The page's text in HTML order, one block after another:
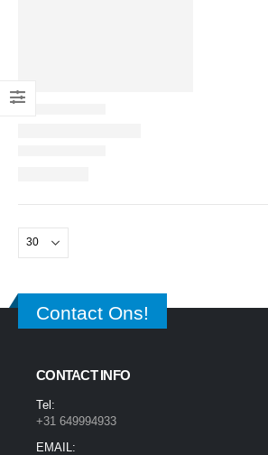
Contact Ons!
CONTACT INFO
Tel:
+31 649994933
EMAIL: